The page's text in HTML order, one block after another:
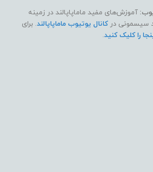
آموزش‌های مفید ماماپاپالند در زمینه
سیسمونی درکانال یوتیوب ماماپاپالند. برای
را کلیک کنید.